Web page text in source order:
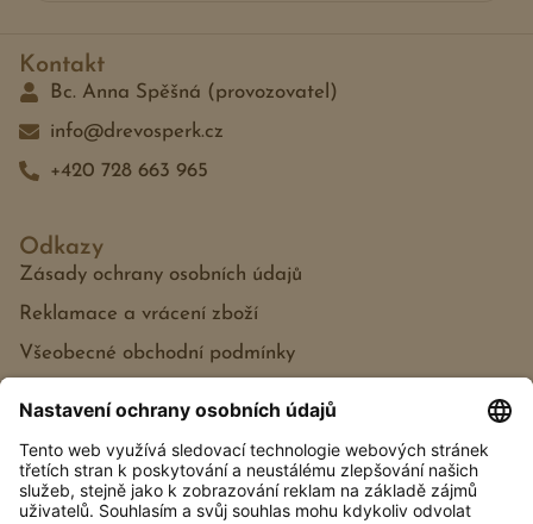
Odkazy
Zásady ochrany osobních údajů
Reklamace a vrácení zboží
Všeobecné obchodní podmínky
Kontakt
Bc. Anna Spěšná (provozovatel)
info@drevosperk.cz
+420 728 663 965